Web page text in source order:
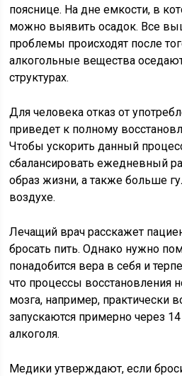
пояснице. На дне емкости, в
можно выявить осадок. Все
проблемы происходят после
алкогольные вещества
структурах.
Для человека отказ от
приведет к полному
Чтобы ускорить данный
сбалансировать ежедневный
образ жизни, а также больше
воздухе.
Лечащий врач расскажет
бросать пить. Однако нужно
понадобится вера в себя и
что процессы восстановления
мозга, например, практически
запускаются примерно через
алкоголя.
Медики утверждают, если